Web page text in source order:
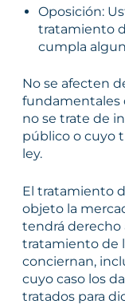
Oposición:
tratamiento
cumpla
No se afecten
fundamentales
no se trate de
público o cuyo
ley.
El tratamiento
objeto la
tendrá derecho
tratamiento de
conciernan,
cuyo caso los
tratados para